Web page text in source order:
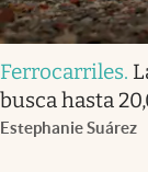
Ferrocarriles.
busca hasta
Estephanie Suárez